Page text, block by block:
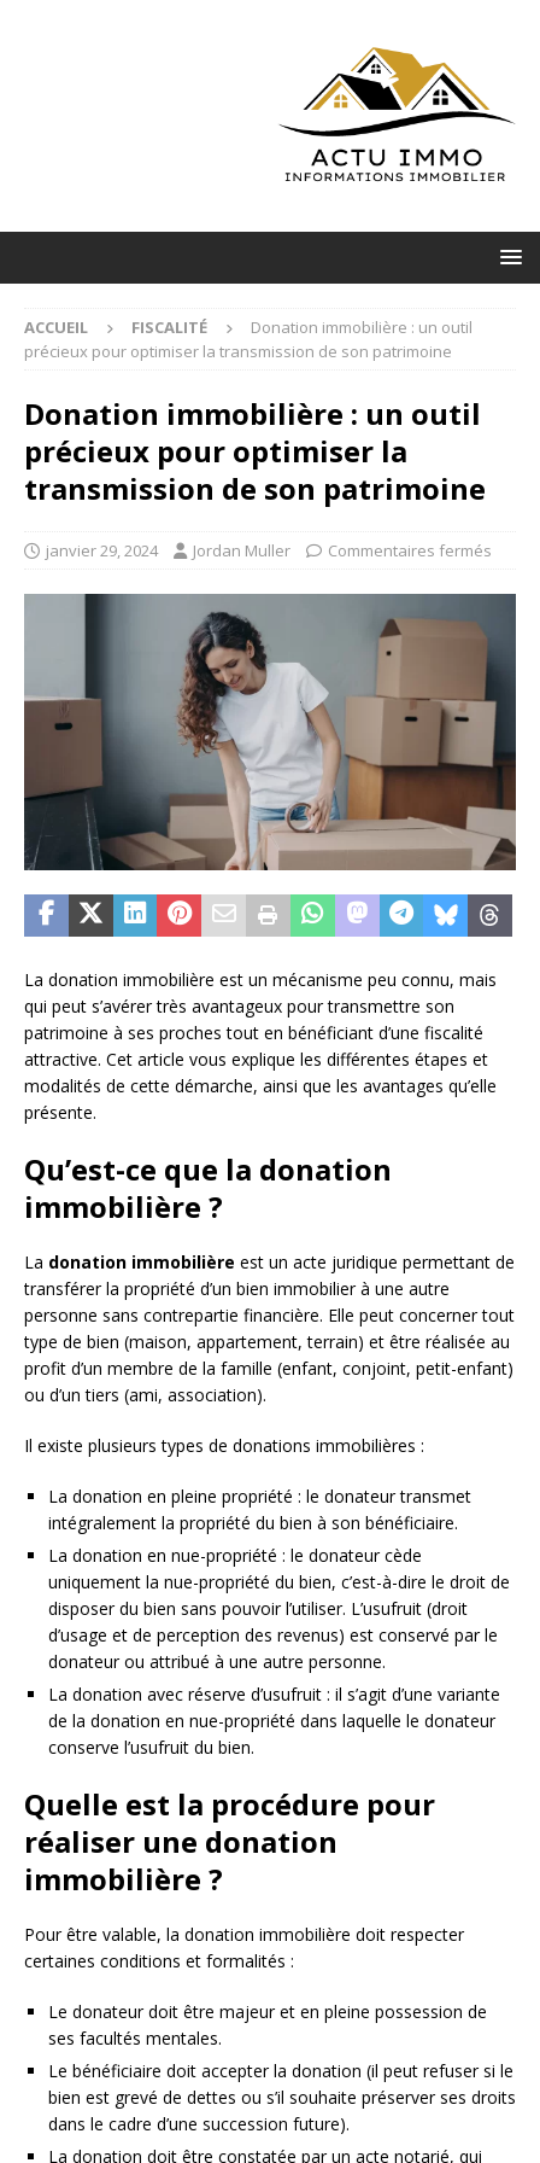
ACCUEIL FISCALITÉ
Donation immobilière : un outil
précieux pour optimiser la transmission de son patrimoine
Donation immobilière : un outil
précieux pour optimiser la
transmission de son patrimoine
janvier 29, 2024 Jordan Muller Commentaires fermés
La donation immobilière est un mécanisme peu connu, mais
qui peut s’avérer très avantageux pour transmettre son
patrimoine à ses proches tout en bénéficiant d’une fiscalité
attractive. Cet article vous explique les différentes étapes et
modalités de cette démarche, ainsi que les avantages qu’elle
présente.
Qu’est-ce que la donation
immobilière ?
La donation immobilière est un acte juridique permettant de
transférer la propriété d’un bien immobilier à une autre
personne sans contrepartie financière. Elle peut concerner tout
type de bien (maison, appartement, terrain) et être réalisée au
profit d’un membre de la famille (enfant, conjoint, petit-enfant)
ou d’un tiers (ami, association).
Il existe plusieurs types de donations immobilières :
La donation en pleine propriété : le donateur transmet
intégralement la propriété du bien à son bénéficiaire.
La donation en nue-propriété : le donateur cède
uniquement la nue-propriété du bien, c’est-à-dire le droit de
disposer du bien sans pouvoir l’utiliser. L’usufruit (droit
d’usage et de perception des revenus) est conservé par le
donateur ou attribué à une autre personne.
La donation avec réserve d’usufruit : il s’agit d’une variante
de la donation en nue-propriété dans laquelle le donateur
conserve l’usufruit du bien.
Quelle est la procédure pour
réaliser une donation
immobilière ?
Pour être valable, la donation immobilière doit respecter
certaines conditions et formalités :
Le donateur doit être majeur et en pleine possession de
ses facultés mentales.
Le bénéficiaire doit accepter la donation (il peut refuser si le
bien est grevé de dettes ou s’il souhaite préserver ses droits
dans le cadre d’une succession future).
La donation doit être constatée par un acte notarié, qui